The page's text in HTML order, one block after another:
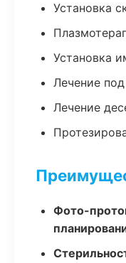
Установка
Установка
Лечение
Лечение
Фото-